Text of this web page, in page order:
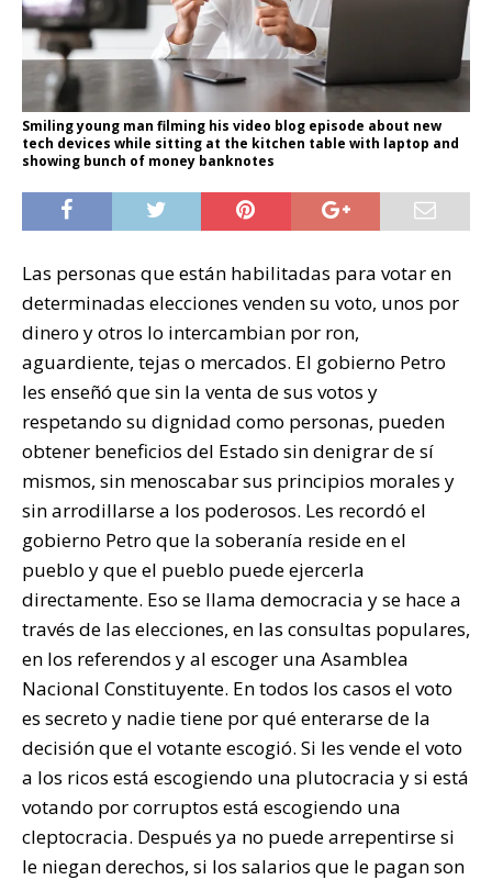
Smiling young man filming his video blog episode about new
tech devices while sitting at the kitchen table with laptop and
showing bunch of money banknotes
Las personas que están habilitadas para votar en
determinadas elecciones venden su voto, unos por
dinero y otros lo intercambian por ron,
aguardiente, tejas o mercados. El gobierno Petro
les enseñó que sin la venta de sus votos y
respetando su dignidad como personas, pueden
obtener beneficios del Estado sin denigrar de sí
mismos, sin menoscabar sus principios morales y
sin arrodillarse a los poderosos. Les recordó el
gobierno Petro que la soberanía reside en el
pueblo y que el pueblo puede ejercerla
directamente. Eso se llama democracia y se hace a
través de las elecciones, en las consultas populares,
en los referendos y al escoger una Asamblea
Nacional Constituyente. En todos los casos el voto
es secreto y nadie tiene por qué enterarse de la
decisión que el votante escogió. Si les vende el voto
a los ricos está escogiendo una plutocracia y si está
votando por corruptos está escogiendo una
cleptocracia. Después ya no puede arrepentirse si
le niegan derechos, si los salarios que le pagan son